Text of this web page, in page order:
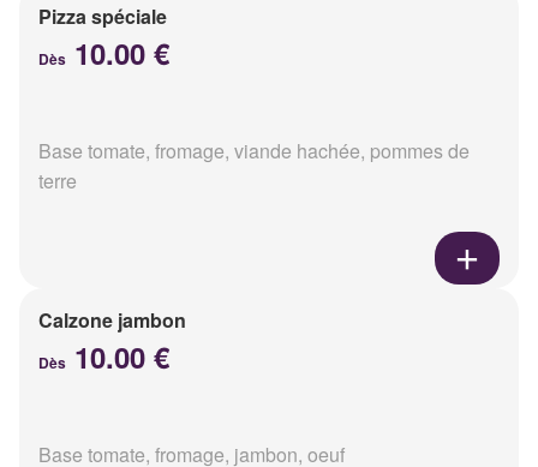
Pizza spéciale
Dès 10.00 €
Base tomate, fromage, viande hachée, pommes de
terre
Calzone jambon
Dès 10.00 €
Base tomate, fromage, jambon, oeuf